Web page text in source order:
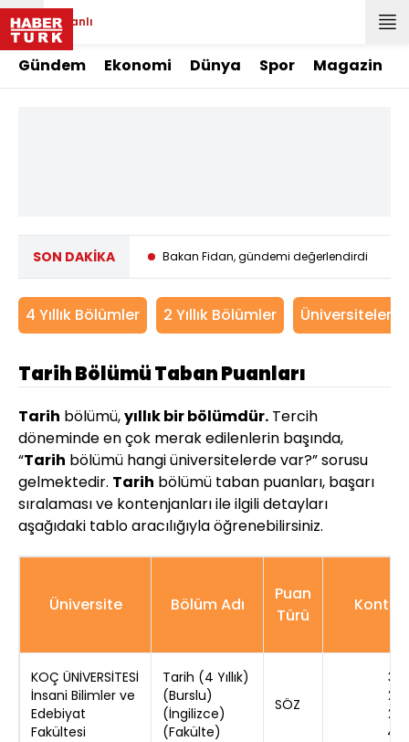
Canlı
Gündem Ekonomi Dünya Spor Magazin
SON DAKİKA
dünyada zirvede Bakan Fidan, gündemi değerlendirdi
4 Yıllık Bölümler 2 Yıllık Bölümler
Tarih Bölümü Taban Puanları
Tarih bölümü,yıllık bir bölümdür. Tercih
döneminde en çok merak edilenlerin başında,
“Tarih bölümü hangi üniversitelerde var?” sorusu
gelmektedir. Tarih bölümü taban puanları, başarı
sıralaması ve kontenjanları ile ilgili detayları
aşağıdaki tablo aracılığıyla öğrenebilirsiniz.
Üniversite Bölüm Adı
Puan
Türü
KOÇ ÜNİVERSİTESİ
İnsani Bilimler ve
Edebiyat
Fakültesi
Tarih (4 Yıllık)
(Burslu)
(İngilizce)
(Fakülte)
SÖZ
3
2
2
4